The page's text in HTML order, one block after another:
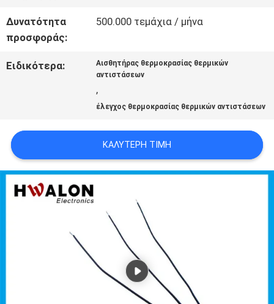
ΖΗΤΉΣΤΕ
ΜΙΑ
ΠΡΟΣΦΟΡΆ
ΠΟΛΙΤΙΚΉ
ΜΥΣΤΙΚΌΤΗΤΑΣ
Δυνατότητα
προσφοράς:
500.000 τεμάχια / μήνα
Ειδικότερα:
Αισθητήρας θερμοκρασίας θερμικών
αντιστάσεων
,
έλεγχος θερμοκρασίας θερμικών αντιστάσεων
ΚΑΛΎΤΕΡΗ ΤΙΜΉ